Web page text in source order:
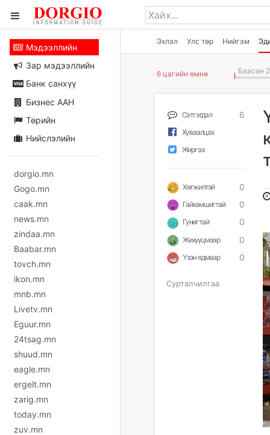
Эхлэл Улс төр Нийгэм
Мэдээллийн
Зар мэдээллийн
Банк санхүү
Бизнес ААН
Төрийн
Нийслэлийн
dorgio.mn
Gogo.mn
caak.mn
news.mn
zindaa.mn
Baabar.mn
tovch.mn
ikon.mn
mnb.mn
Livetv.mn
Eguur.mn
24tsag.mn
shuud.mn
eagle.mn
ergelt.mn
zarig.mn
today.mn
zuv.mn
6 цагийн өмнө Баасан
Сэтгэгдэл 6
Хуваалцах
Жиргээ
Хөгжилтэй 0
Гайхамшигтай 0
Гунигтай 0
Жихүүцмээр 0
Үзэн ядмаар 0
Сурталчилгаа